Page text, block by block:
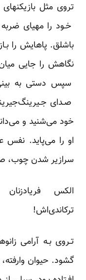
تروی مثل
خـود را مهیای
باشلق. پاهایش را
نگاهش را جایی
سپس دستی به
صـدای‌
خود‌ می‌شنید‌ و
او را می‌پاید. نفس
سرازیر شدن چوب،
الکس
ترکاندی‌اش!
تـروی‌ بـه‌ آرامی‌
گشود. حیوان وارفته،